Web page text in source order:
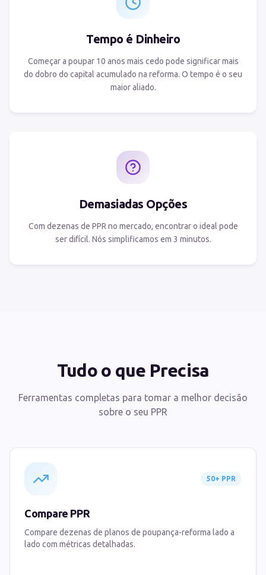
Tempo é Dinheiro
Começar a poupar 10 anos mais cedo pode significar mais
do dobro do capital acumulado na reforma. O tempo é o seu
maior aliado.
Demasiadas Opções
Com dezenas de PPR no mercado, encontrar o ideal pode
ser difícil. Nós simplificamos em 3 minutos.
Tudo o que Precisa
Ferramentas completas para tomar a melhor decisão
sobre o seu PPR
50+ PPR
Compare PPR
Compare dezenas de planos de poupança-reforma lado a
lado com métricas detalhadas.